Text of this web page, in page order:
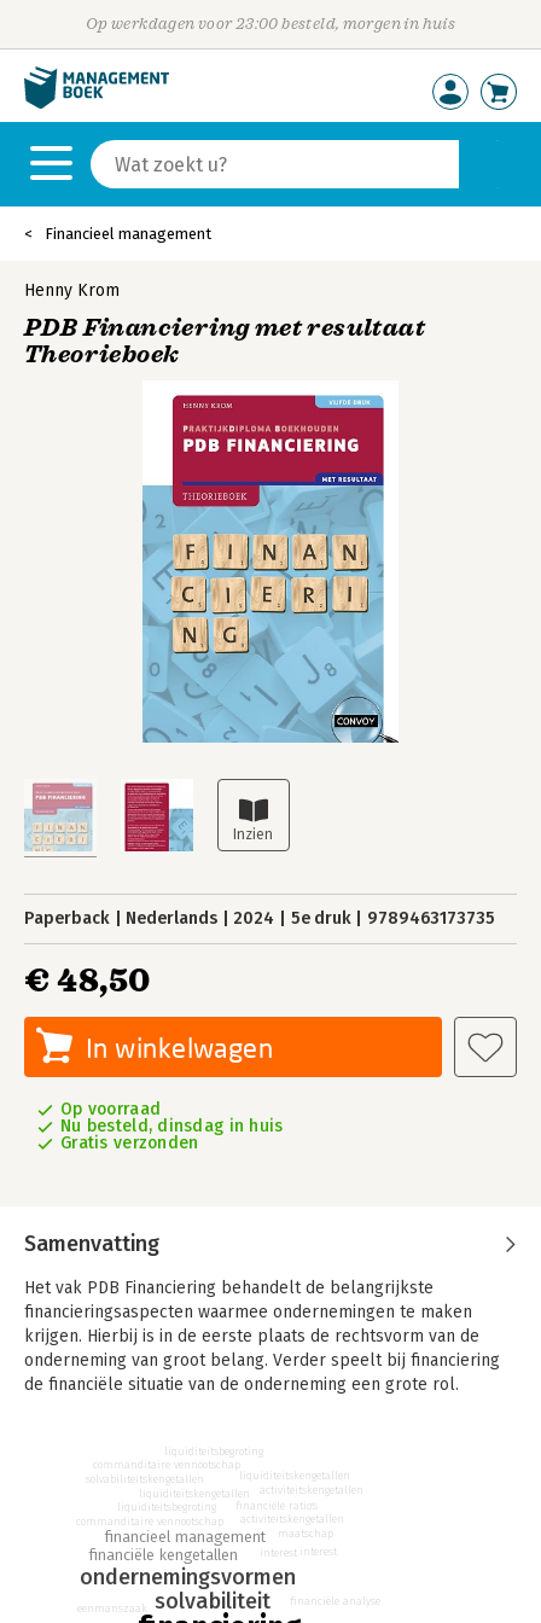
Op werkdagen voor 23:00 besteld, morgen in huis
Financieel management
Henny Krom
PDB Financiering met resultaat
Theorieboek
Paperback Nederlands 2024 5e druk 9789463173735
€ 48,50
In winkelwagen
Op voorraad
Nu besteld, dinsdag in huis
Gratis verzonden
Samenvatting
Het vak PDB Financiering behandelt de belangrijkste
financieringsaspecten waarmee ondernemingen te maken
krijgen. Hierbij is in de eerste plaats de rechtsvorm van de
onderneming van groot belang. Verder speelt bij financiering
de financiële situatie van de onderneming een grote rol.
verkregen met kengetallen, die bijvoorbeeld iets zeggen over
de liquiditeit, de solvabiliteit en de rentabiliteit. Al deze
onderwerpen komen in dit studieboek uitvoerig aan de orde, in
zeer helder taalgebruik, en geïllustreerd met een groot aantal
voorbeelden. Bij het schrijven van dit boek is het
examenprogramma van het examen PDB Financiering, als
uitgangspunt genomen.solvabiliteit
ondernemingsvormen
financiële kengetallen
financieel management
commanditaire vennootschap
interest
liquiditeitsbegroting
liquiditeitskengetallen
financiële ratio's
activiteitskengetallen
financiële analyse
eenmanszaak
solvabiliteitskengetallen
commanditaire vennootschap
maatschap
interest
liquiditeitsbegroting
liquiditeitskengetallen
activiteitskengetallen